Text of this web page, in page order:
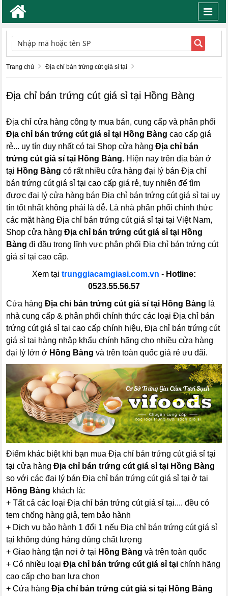
TÌM KIẾM
Trang chủ Địa chỉ bán trứng cút giá sỉ tại
Địa chỉ bán trứng cút giá sỉ tại Hồng Bàng
Địa chỉ cửa hàng công ty mua bán, cung cấp và phân phối
Địa chỉ bán trứng cút giá sỉ tại Hồng Bàng cao cấp giá
rẻ... uy tín duy nhất có tại Shop cửa hàngĐịa chỉ bán
trứng cút giá sỉ tại Hồng Bàng. Hiện nay trên địa bàn ở
tại Hồng Bàng có rất nhiều cửa hàng đại lý bán Địa chỉ
bán trứng cút giá sỉ tại cao cấp giá rẻ, tuy nhiên để tìm
được đại lý cửa hàng bán Địa chỉ bán trứng cút giá sỉ tại uy
tín tốt nhất không phải là dễ. Là nhà phân phối chính thức
các mặt hàng Địa chỉ bán trứng cút giá sỉ tại tại Việt Nam,
Shop cửa hàngĐịa chỉ bán trứng cút giá sỉ tại Hồng
Bàng đi đầu trong lĩnh vực phân phối Địa chỉ bán trứng cút
giá sỉ tại cao cấp.
Xem tại trunggiacamgiasi.com.vn - Hotline:
0523.55.56.57
Cửa hàngĐịa chỉ bán trứng cút giá sỉ tại Hồng Bàng là
nhà cung cấp & phân phối chính thức các loại Địa chỉ bán
trứng cút giá sỉ tại cao cấp chính hiệu, Địa chỉ bán trứng cút
giá sỉ tại hàng nhập khẩu chính hãng cho nhiều cửa hàng
đại lý lớn ở Hồng Bàng và trên toàn quốc giá rẻ ưu đãi.
Điểm khác biệt khi bạn mua Địa chỉ bán trứng cút giá sỉ tại
tại cửa hàngĐịa chỉ bán trứng cút giá sỉ tại Hồng Bàng
so với các đại lý bán Địa chỉ bán trứng cút giá sỉ tại ở tại
Hồng Bàng khách là:
+ Tất cả các loại Địa chỉ bán trứng cút giá sỉ tại.... đều có
tem chống hàng giả, tem bảo hành
+ Dịch vụ bảo hành 1 đổi 1 nếu Địa chỉ bán trứng cút giá sỉ
tại không đúng hàng đúng chất lượng
+ Giao hàng tận nơi ở tại Hồng Bàng và trên toàn quốc
+ Có nhiều loạiĐịa chỉ bán trứng cút giá sỉ tại chính hãng
cao cấp cho bạn lựa chọn
+ Cửa hàngĐịa chỉ bán trứng cút giá sỉ tại Hồng Bàng